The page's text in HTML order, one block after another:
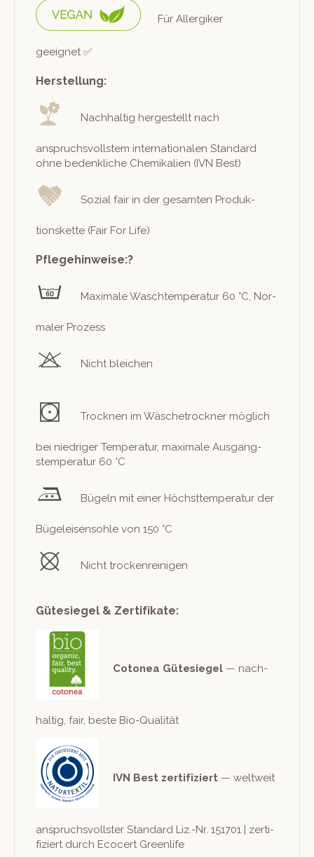
Für Allergik­er
geeignet ✅
Herstellung:
Nach­haltig hergestellt nach
anspruchsvoll­stem inter­na­tionalen Stan­dard
ohne beden­kliche Chemikalien (IVN Best)
Sozial fair in der gesamten Pro­duk­
tions­kette (Fair For Life)
Pflegehinweise:?
Max­i­male Waschtem­per­atur 60 °C, Nor­
maler Prozess
Nicht bleichen
Trock­nen im Wäschetrock­n­er möglich
bei niedriger Tem­per­atur, max­i­male Aus­gang­
stem­per­atur 60 °C
Bügeln mit ein­er Höch­st­tem­per­atur der
Bügeleisen­sohle von 150 °C
Nicht trockenreinigen
Gütesiegel & Zertifikate:
Cotonea Güte­siegel — nach­
haltig, fair, beste Bio-Qualität
IVN Best zer­ti­fiziert — weltweit
anspruchsvoll­ster Stan­dard Liz.-Nr. 151701 | zer­ti­
fiziert durch Eco­cert Greenlife